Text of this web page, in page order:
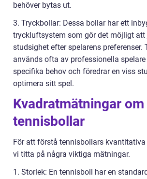
behöver bytas ut.
3. Tryckbollar: Dessa bollar har ett
tryckluftsystem som gör det möjligt att
studsighet efter spelarens preferenser.
används ofta av professionella
specifika behov och föredrar en viss
optimera sitt spel.
Kvadratmätningar om
tennisbollar
För att förstå tennisbollars kvantitativa
vi titta på några viktiga mätningar.
1. Storlek: En tennisboll har en